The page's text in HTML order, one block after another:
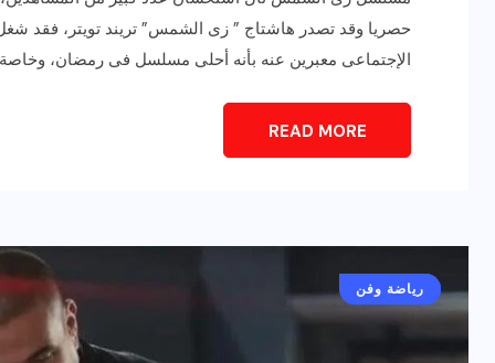
حصريا وقد تصدر هاشتاج ” زى الشمس” تريند تويتر، فقد
الإجتماعى معبرين عنه بأنه أحلى مسلسل فى رمضان،
READ MORE
أخبار عامة
رياضة وفن